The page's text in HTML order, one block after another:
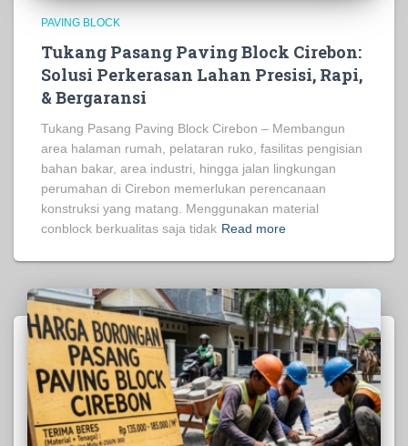
PAVING BLOCK
Tukang Pasang Paving Block Cirebon:
Solusi Perkerasan Lahan Presisi, Rapi,
& Bergaransi
Tukang Pasang Paving Block Cirebon – Membangun
area halaman rumah, pelataran ruko, fasilitas pengisian
bahan bakar, area industri, hingga jalan lingkungan
perumahan di Cirebon memerlukan perencanaan
konstruksi yang matang. Menggunakan material
conblock berkualitas saja tidak Read more